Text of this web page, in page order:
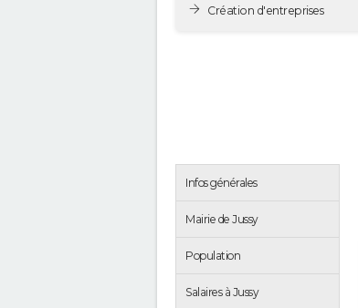
Création d'entreprises
Infos générales
Mairie de Jussy
Population
Salaires à Jussy